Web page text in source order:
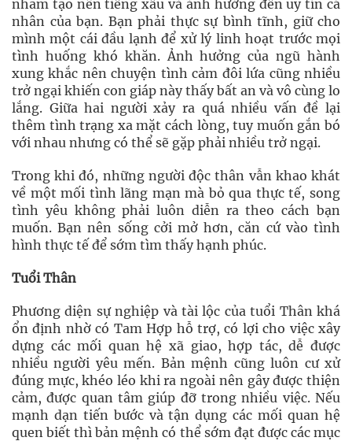
nhằm tạo nên tiếng xấu và ảnh hưởng đến uy tín cá
nhân của bạn. Bạn phải thực sự bình tĩnh, giữ cho
mình một cái đầu lạnh để xử lý linh hoạt trước mọi
tình huống khó khăn. Ảnh hưởng của ngũ hành
xung khắc nên chuyện tình cảm đôi lứa cũng nhiều
trở ngại khiến con giáp này thấy bất an và vô cùng lo
lắng. Giữa hai người xảy ra quá nhiều vấn đề lại
thêm tình trạng xa mặt cách lòng, tuy muốn gắn bó
với nhau nhưng có thể sẽ gặp phải nhiều trở ngại.
Trong khi đó, những người độc thân vẫn khao khát
về một mối tình lãng mạn mà bỏ qua thực tế, song
tình yêu không phải luôn diễn ra theo cách bạn
muốn. Bạn nên sống cởi mở hơn, căn cứ vào tình
hình thực tế để sớm tìm thấy hạnh phúc.
Tuổi Thân
Phương diện sự nghiệp và tài lộc của tuổi Thân khá
ổn định nhờ có Tam Hợp hỗ trợ, có lợi cho việc xây
dựng các mối quan hệ xã giao, hợp tác, dễ được
nhiều người yêu mến. Bản mệnh cũng luôn cư xử
đúng mực, khéo léo khi ra ngoài nên gây được thiện
cảm, được quan tâm giúp đỡ trong nhiều việc. Nếu
mạnh dạn tiến bước và tận dụng các mối quan hệ
quen biết thì bản mệnh có thể sớm đạt được các mục